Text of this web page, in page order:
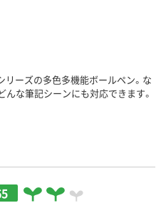
ーズの多色多機能ボールペン。な
んな筆記シーンにも対応できます。